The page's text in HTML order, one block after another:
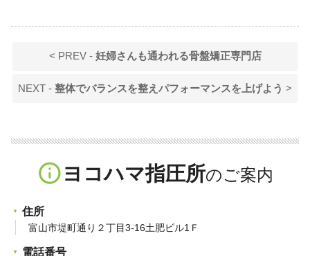
< PREV - 妊婦さんも通われる骨盤矯正専門店
NEXT - 整体でバランスを整えパフォーマンスを上げよう >
info_outlineヨコハマ指圧所
住所
富山市堤町通り２丁目3-16土肥ビル1Ｆ
電話番号